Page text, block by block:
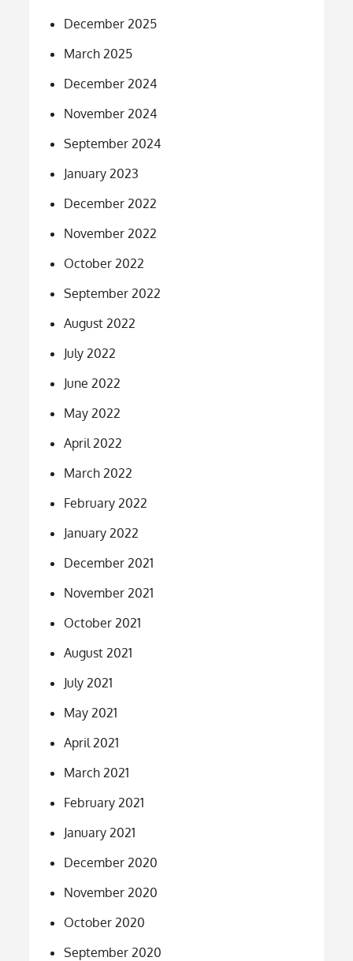
December 2025
March 2025
December 2024
November 2024
September 2024
January 2023
December 2022
November 2022
October 2022
September 2022
August 2022
July 2022
June 2022
May 2022
April 2022
March 2022
February 2022
January 2022
December 2021
November 2021
October 2021
August 2021
July 2021
May 2021
April 2021
March 2021
February 2021
January 2021
December 2020
November 2020
October 2020
September 2020